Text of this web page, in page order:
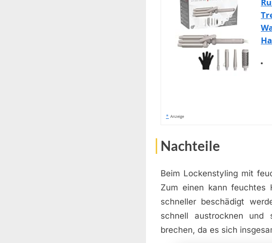
* Anzeige
Nachteile
Beim Lockenstyling mit
Zum einen kann feuchtes
schneller beschädigt
schnell austrocknen und
brechen, da es sich